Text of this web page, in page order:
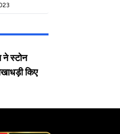
करने
स्टोन
किए